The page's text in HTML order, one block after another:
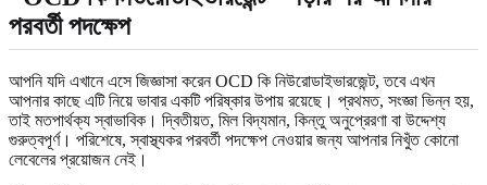
পরবর্তী পদক্ষেপ
আপনি যদি এখানে এসে জিজ্ঞাসা করেন OCD কি নিউরোডাইভারজেন্ট, তবে এখন
আপনার কাছে এটি নিয়ে ভাবার একটি পরিষ্কার উপায় রয়েছে। প্রথমত, সংজ্ঞা ভিন্ন হয়,
তাই মতপার্থক্য স্বাভাবিক। দ্বিতীয়ত, মিল বিদ্যমান, কিন্তু অনুপ্রেরণা বা উদ্দেশ্য
গুরুত্বপূর্ণ। পরিশেষে, স্বাস্থ্যকর পরবর্তী পদক্ষেপ নেওয়ার জন্য আপনার নিখুঁত কোনো
লেবেলের প্রয়োজন নেই।